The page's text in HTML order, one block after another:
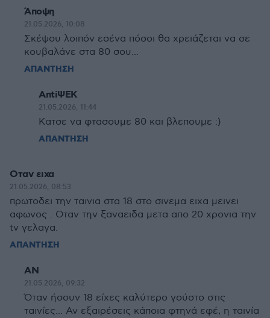
Άποψη
21.05.2026, 10:08
Σκέψου λοιπόν εσένα πόσοι θα χρειάζεται να σε
κουβαλάνε στα 80 σου...
ΑΠΑΝΤΗΣΗ
AntiΨΕΚ
21.05.2026, 11:44
Κατσε να φτασουμε 80 και βλεπουμε :)
ΑΠΑΝΤΗΣΗ
Οταν ειχα
21.05.2026, 08:53
πρωτοδει την ταινια στα 18 στο σινεμα ειχα μεινει
αφωνος . Οταν την ξαναειδα μετα απο 20 χρονια την
tv γελαγα.
ΑΠΑΝΤΗΣΗ
AN
21.05.2026, 09:32
Όταν ήσουν 18 είχες καλύτερο γούστο στις
ταινίες... Αν εξαιρέσεις κάποια φτηνά εφέ, η ταινία